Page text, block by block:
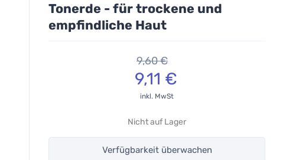
Tonerde - für trockene und
empfindliche Haut
9,60 €
9,11 €
inkl. MwSt
Nicht auf Lager
Verfügbarkeit überwachen